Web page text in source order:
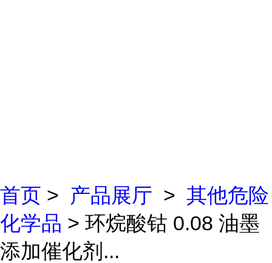
首页 > 产品展厅 > 其他危险
化学品 > 环烷酸钴 0.08 油墨
添加催化剂...